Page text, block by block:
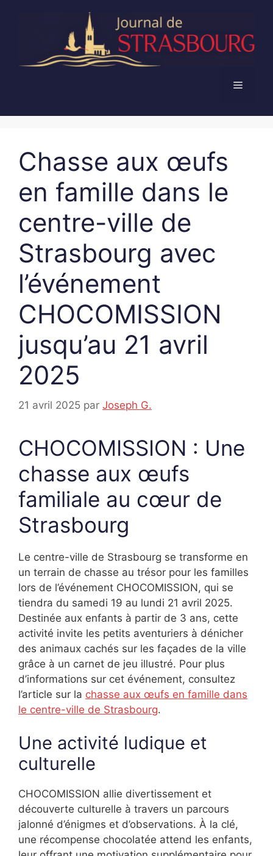
Menu
Chasse aux œufs
en famille dans le
centre-ville de
Strasbourg avec
l’événement
CHOCOMISSION
jusqu’au 21 avril
2025
21 avril 2025 par Joseph G.
CHOCOMISSION : Une
chasse aux œufs
familiale au cœur de
Strasbourg
Le centre-ville de Strasbourg se transforme en
un terrain de chasse au trésor pour les familles
lors de l’événement CHOCOMISSION, qui se
tiendra du samedi 19 au lundi 21 avril 2025.
Destinée aux enfants à partir de 3 ans, cette
activité invite les petits aventuriers à dénicher
des animaux cachés sur les façades de la ville
grâce à un carnet de jeu illustré. Pour plus
d’informations sur cet événement, consultez
l’article sur la chasse aux œufs en famille dans
le centre-ville de Strasbourg.
Une activité ludique et
culturelle
CHOCOMISSION allie divertissement et
découverte culturelle à travers un parcours
jalonné d’énigmes et d’observations. À la clé,
une récompense chocolatée attend les enfants,